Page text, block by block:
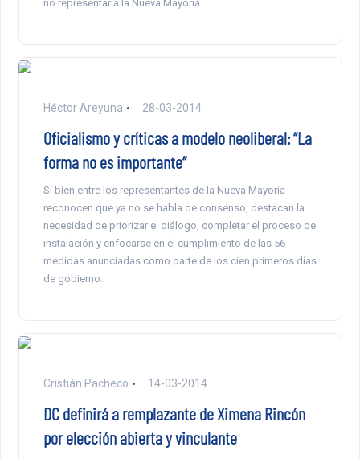
no representar a la Nueva Mayoría.
Héctor Areyuna 28-03-2014
Oficialismo y críticas a modelo neoliberal: “La
forma no es importante”
Si bien entre los representantes de la Nueva Mayoría
reconocen que ya no se habla de consenso, destacan la
necesidad de priorizar el diálogo, completar el proceso de
instalación y enfocarse en el cumplimiento de las 56
medidas anunciadas como parte de los cien primeros días
de gobierno.
Cristián Pacheco 14-03-2014
DC definirá a remplazante de Ximena Rincón
por elección abierta y vinculante